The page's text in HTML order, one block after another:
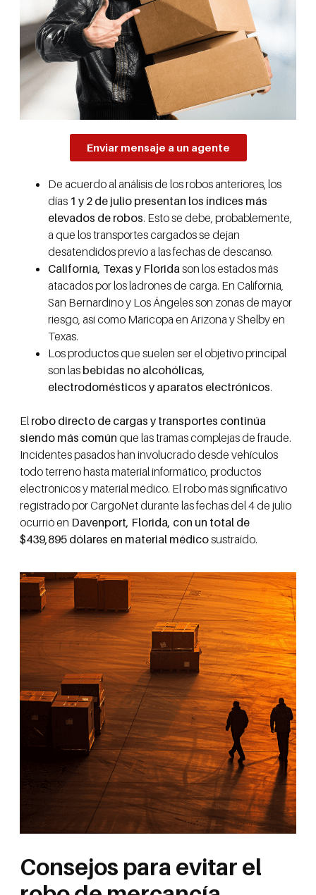
Enviar mensaje a un agente
De acuerdo al análisis de los robos anteriores, los
días 1 y 2 de julio presentan los índices más
elevados de robos. Esto se debe, probablemente,
a que los transportes cargados se dejan
desatendidos previo a las fechas de descanso.
California, Texas y Floridason los estados más
atacados por los ladrones de carga. En California,
San Bernardino y Los Ángeles son zonas de mayor
riesgo, así como Maricopa en Arizona y Shelby en
Texas.
Los productos que suelen ser el objetivo principal
son las bebidas no alcohólicas,
electrodomésticos y aparatos electrónicos.
El robo directo de cargas y transportes continúa
siendo más común que las tramas complejas de fraude.
Incidentes pasados han involucrado desde vehículos
todo terreno hasta material informático, productos
electrónicos y material médico. El robo más significativo
registrado por CargoNet durante las fechas del 4 de julio
ocurrió en Davenport, Florida, con un total de
$439,895 dólares en material médicosustraído.
Consejos para evitar el